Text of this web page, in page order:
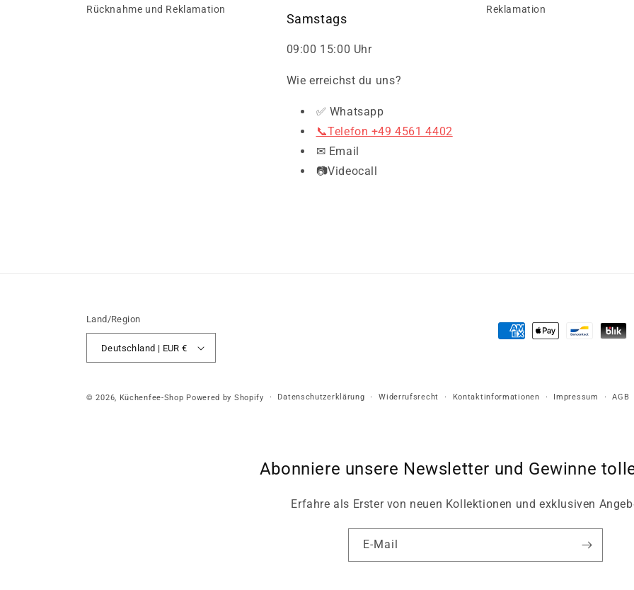
Rücknahme und Reklamation
Samstags
09:00 15:00 Uhr
Wie erreichst du uns?
✅ Whatsapp
📞Telefon +49 4561 4402
✉ Email
📷Videocall
Reklamation
Land/Region
Deutschland | EUR €
Zahlungsmethoden
© 2026, Küchenfee-Shop Powered by Shopify Datenschutzerklärung Widerrufsrecht Kontaktinformationen Impressum AGB
Abonniere unsere Newsletter und Gewinne
Erfahre als Erster von neuen Kollektionen und exklusiven
E-Mail